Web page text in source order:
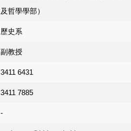
及哲學學部）
歷史系
副教授
3411 6431
3411 7885
-